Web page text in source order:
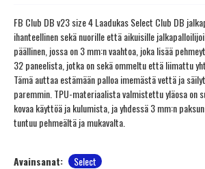
FB Club DB v23 size 4 Laadukas Select Club DB
ihanteellinen sekä nuorille että aikuisille
päällinen, jossa on 3 mm:n vaahtoa, joka lisää
32 paneelista, jotka on sekä ommeltu että liimattu
Tämä auttaa estämään palloa imemästä vettä ja
paremmin. TPU-materiaalista valmistettu yläosa on
kovaa käyttöä ja kulumista, ja yhdessä 3 mm:n
tuntuu pehmeältä ja mukavalta.
Avainsanat: Select